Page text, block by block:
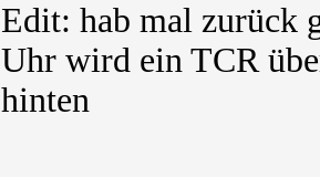
Edit: hab mal zurück
Uhr wird ein TCR
hinten